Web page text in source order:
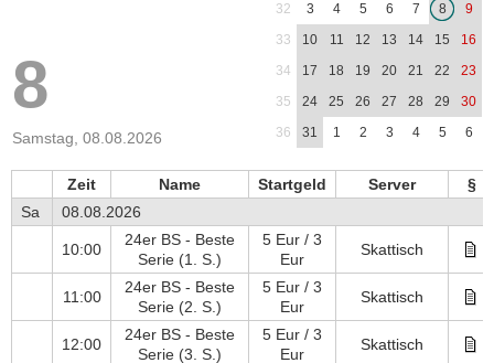
8
Samstag, 08.08.2026
32
3 4 5 6 7 8
9
33
10 11 12 13 14 15
16
34
17 18 19 20 21 22
23
35
24 25 26 27 28 29
30
36
31 1 2 3 4 5 6
Zeit Name Startgeld Server
§
Sa
08.08.2026
10:00
24er BS - Beste
Serie (1. S.)
5 Eur / 3
Eur
Skattisch
11:00
24er BS - Beste
Serie (2. S.)
5 Eur / 3
Eur
Skattisch
12:00
24er BS - Beste
Serie (3. S.)
5 Eur / 3
Eur
Skattisch